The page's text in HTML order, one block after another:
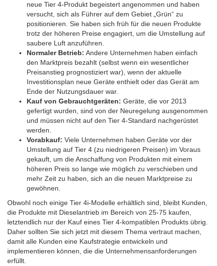
neue Tier 4-Produkt begeistert angenommen und haben
versucht, sich als Führer auf dem Gebiet „Grün“ zu
positionieren. Sie haben sich früh für die neuen Produkte
trotz der höheren Preise engagiert, um die Umstellung auf
saubere Luft anzuführen.
Normaler Betrieb: Andere Unternehmen haben einfach
den Marktpreis bezahlt (selbst wenn ein wesentlicher
Preisanstieg prognostiziert war), wenn der aktuelle
Investitionsplan neue Geräte enthielt oder das Gerät am
Ende der Nutzungsdauer war.
Kauf von Gebrauchtgeräten: Geräte, die vor 2013
gefertigt wurden, sind von der Neuregelung ausgenommen
und müssen nicht auf den Tier 4-Standard nachgerüstet
werden.
Vorabkauf: Viele Unternehmen haben Geräte vor der
Umstellung auf Tier 4 (zu niedrigeren Preisen) im Voraus
gekauft, um die Anschaffung von Produkten mit einem
höheren Preis so lange wie möglich zu verschieben und
mehr Zeit zu haben, sich an die neuen Marktpreise zu
gewöhnen.
Obwohl noch einige Tier 4i-Modelle erhältlich sind, bleibt Kunden,
die Produkte mit Dieselantrieb im Bereich von 25-75 kaufen,
letztendlich nur der Kauf eines Tier 4-kompatiblen Produkts übrig.
Daher sollten Sie sich jetzt mit diesem Thema vertraut machen,
damit alle Kunden eine Kaufstrategie entwickeln und
implementieren können, die die Unternehmensanforderungen
erfüllt.